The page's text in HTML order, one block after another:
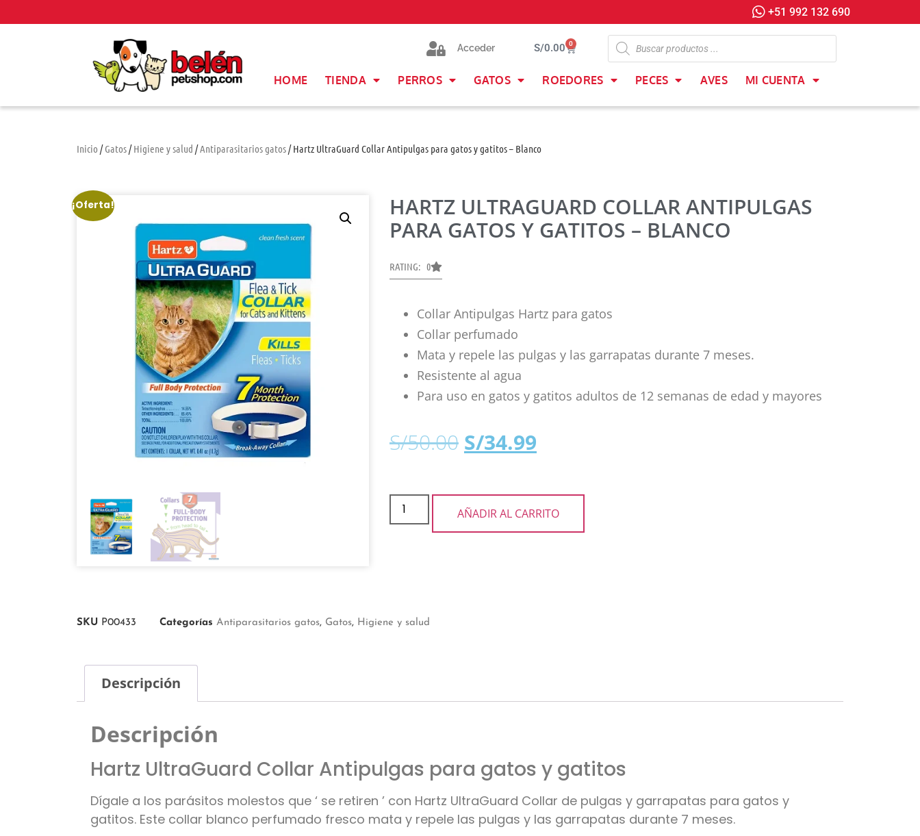
+51 992 132 690
Acceder S/0.00 0
HOME TIENDA PERROS GATOS ROEDORES PECES AVES MI CUENTA
Inicio /Gatos/Higiene y salud /Antiparasitarios gatos/ Hartz UltraGuard Collar Antipulgas para gatos y gatitos – Blanco
¡Oferta!
HARTZ ULTRAGUARD COLLAR ANTIPULGAS
PARA GATOS Y GATITOS – BLANCO
RATING: 0
Collar Antipulgas Hartz para gatos
Collar perfumado
Mata y repele las pulgas y las garrapatas durante 7 meses.
Resistente al agua
Para uso en gatos y gatitos adultos de 12 semanas de edad y mayores
S/50.00 S/34.99
AÑADIR AL CARRITO
SKU P00433 Categorías Antiparasitarios gatos, Gatos, Higiene y salud
Descripción
Descripción
Hartz UltraGuard Collar Antipulgas para gatos y gatitos
Dígale a los parásitos molestos que ‘ se retiren ’ con Hartz UltraGuard Collar de pulgas y garrapatas para gatos y
gatitos. Este collar blanco perfumado fresco mata y repele las pulgas y las garrapatas durante 7 meses.